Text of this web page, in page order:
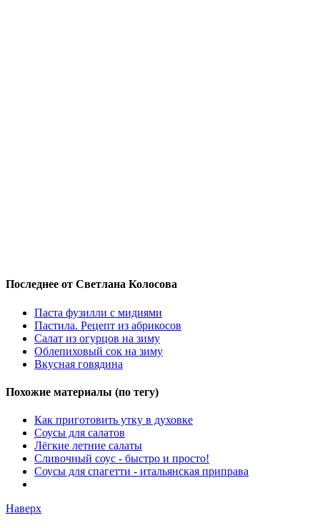
Последнее от Светлана Колосова
Паста фузилли с мидиями
Пастила. Рецепт из абрикосов
Салат из огурцов на зиму
Облепиховый сок на зиму
Вкусная говядина
Похожие материалы (по тегу)
Как приготовить утку в духовке
Соусы для салатов
Лёгкие летние салаты
Сливочный соус - быстро и просто!
Соусы для спагетти - итальянская приправа
Наверх